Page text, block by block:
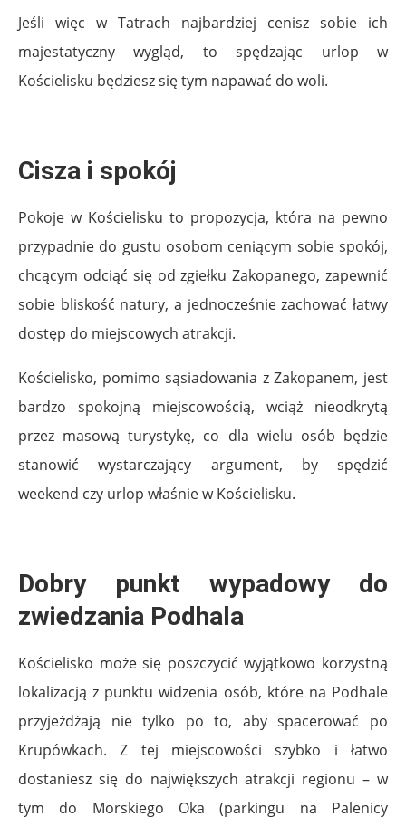
Jeśli więc w Tatrach najbardziej cenisz sobie ich
majestatyczny wygląd, to spędzając urlop w
Kościelisku będziesz się tym napawać do woli.
Cisza i spokój
Pokoje w Kościelisku to propozycja, która na pewno
przypadnie do gustu osobom ceniącym sobie spokój,
chcącym odciąć się od zgiełku Zakopanego, zapewnić
sobie bliskość natury, a jednocześnie zachować łatwy
dostęp do miejscowych atrakcji.
Kościelisko, pomimo sąsiadowania z Zakopanem, jest
bardzo spokojną miejscowością, wciąż nieodkrytą
przez masową turystykę, co dla wielu osób będzie
stanowić wystarczający argument, by spędzić
weekend czy urlop właśnie w Kościelisku.
Dobry punkt wypadowy do
zwiedzania Podhala
Kościelisko może się poszczycić wyjątkowo korzystną
lokalizacją z punktu widzenia osób, które na Podhale
przyjeżdżają nie tylko po to, aby spacerować po
Krupówkach. Z tej miejscowości szybko i łatwo
dostaniesz się do największych atrakcji regionu – w
tym do Morskiego Oka (parkingu na Palenicy